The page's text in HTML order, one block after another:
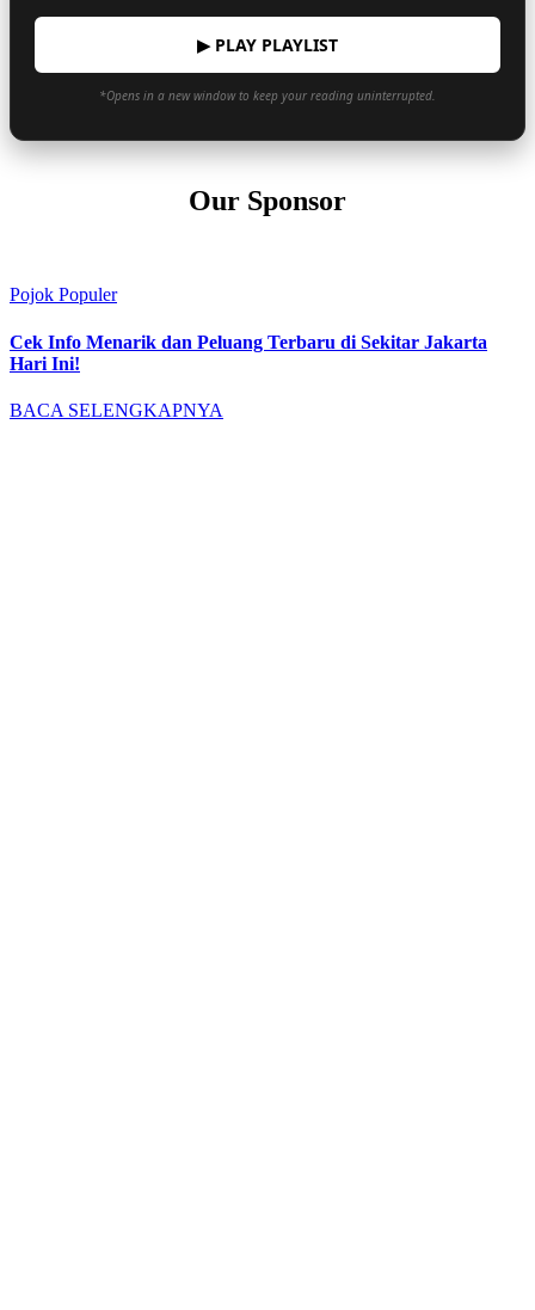
▶ PLAY PLAYLIST
*Opens in a new window to keep your reading uninterrupted.
Our Sponsor
Pojok Populer
Cek Info Menarik dan Peluang Terbaru di Sekitar Jakarta
Hari Ini!
BACA SELENGKAPNYA